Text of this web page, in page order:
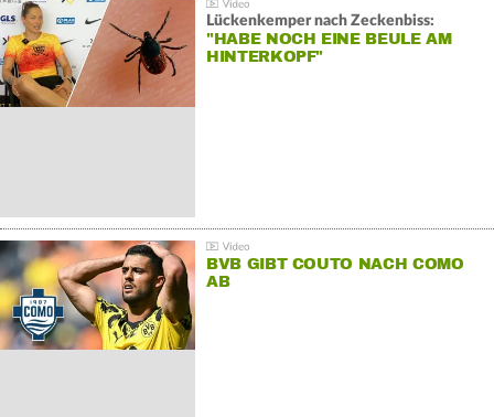
Lückenkemper nach Zeckenbiss:
"HABE NOCH EINE BEULE AM
HINTERKOPF"
BVB GIBT COUTO NACH COMO
AB